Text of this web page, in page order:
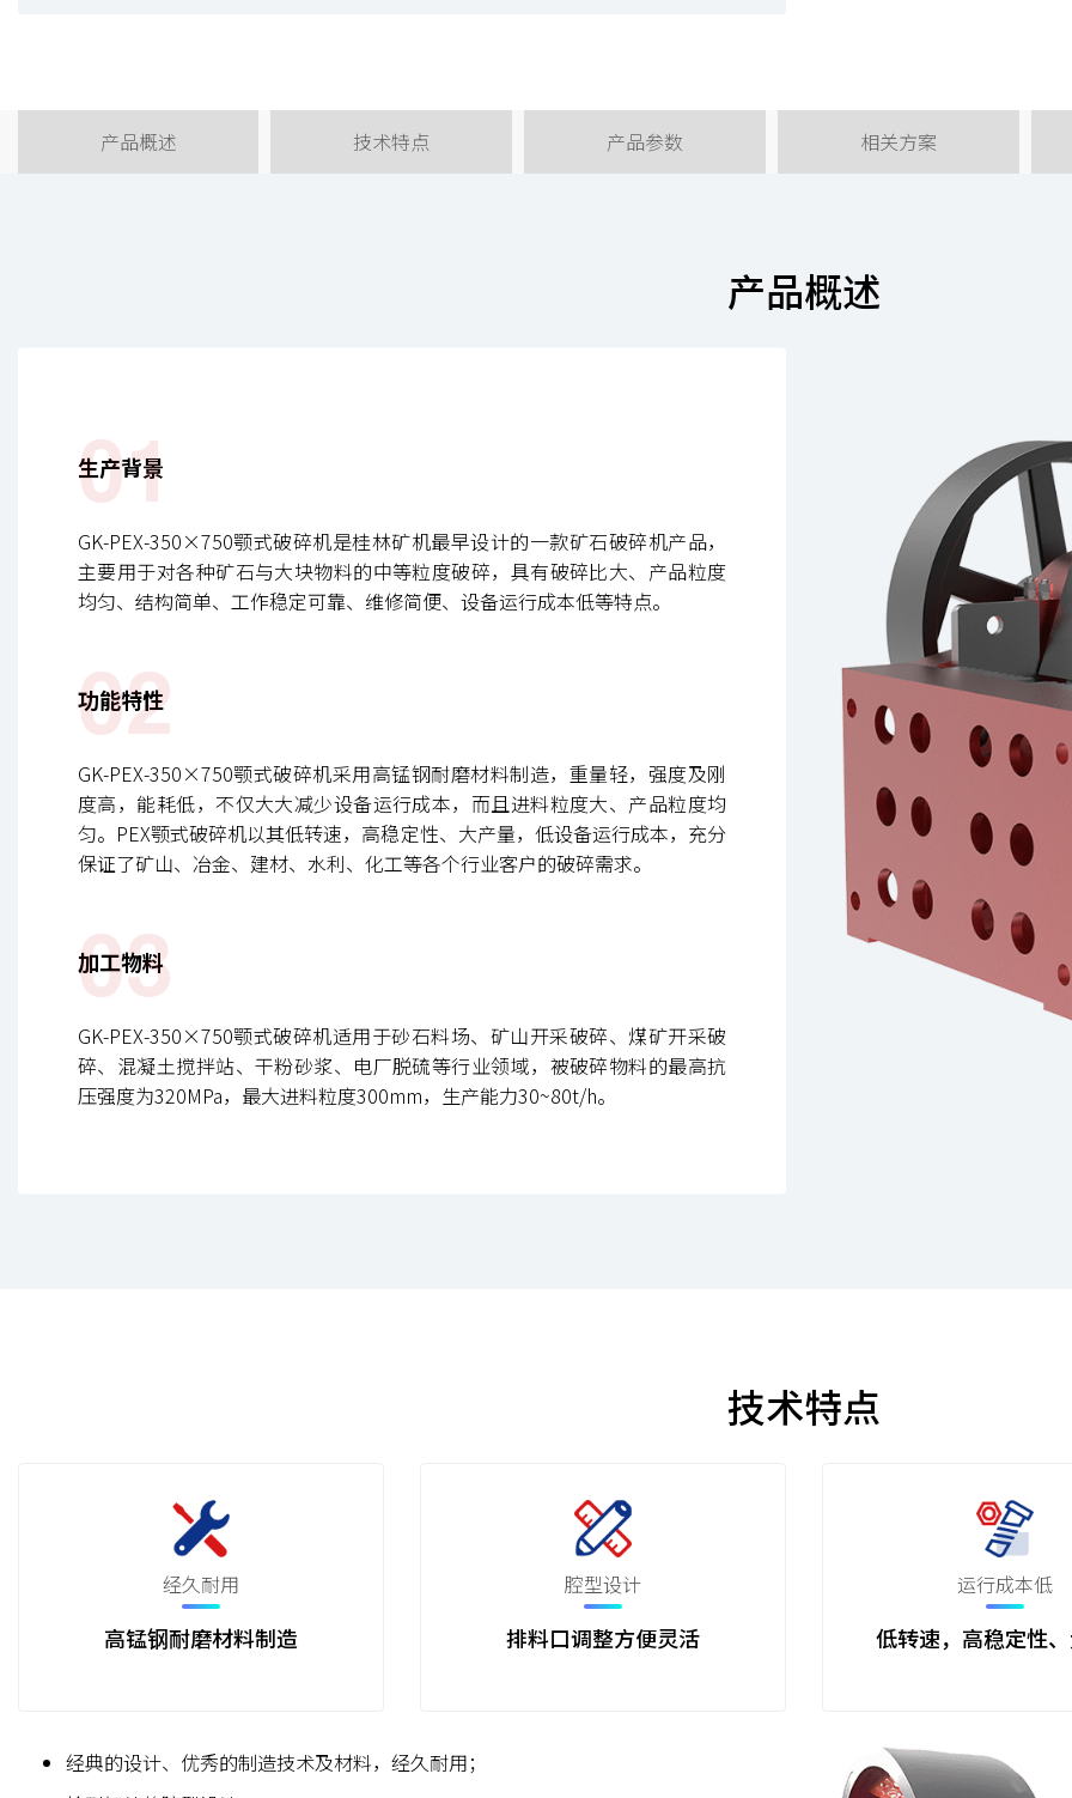
产品概述 技术特点 产品参数 相关方案
产品概述
01
生产背景
GK-PEX-350×750颚式破碎机是桂林矿机最早设计的一款矿石破碎机产品，
主要用于对各种矿石与大块物料的中等粒度破碎，具有破碎比大、产品粒度
均匀、结构简单、工作稳定可靠、维修简便、设备运行成本低等特点。
02
功能特性
GK-PEX-350×750颚式破碎机采用高锰钢耐磨材料制造，重量轻，强度及刚
度高，能耗低，不仅大大减少设备运行成本，而且进料粒度大、产品粒度均
匀。PEX颚式破碎机以其低转速，高稳定性、大产量，低设备运行成本，充分
保证了矿山、冶金、建材、水利、 化工等各个行业客户的破碎需求。
03
加工物料
GK-PEX-350×750颚式破碎机适用于砂石料场、矿山开采破碎、煤矿开采破
碎、混凝土搅拌站、干粉砂浆、电厂脱硫等行业领域，被破碎物料的最高抗
压强度为320MPa，最大进料粒度300mm，生产能力30~80t/h。
技术特点
经久耐用
高锰钢耐磨材料制造
腔型设计
排料口调整方便灵活
运行成本低
低转速，高稳定性
经典的设计、优秀的制造技术及材料，经久耐用；